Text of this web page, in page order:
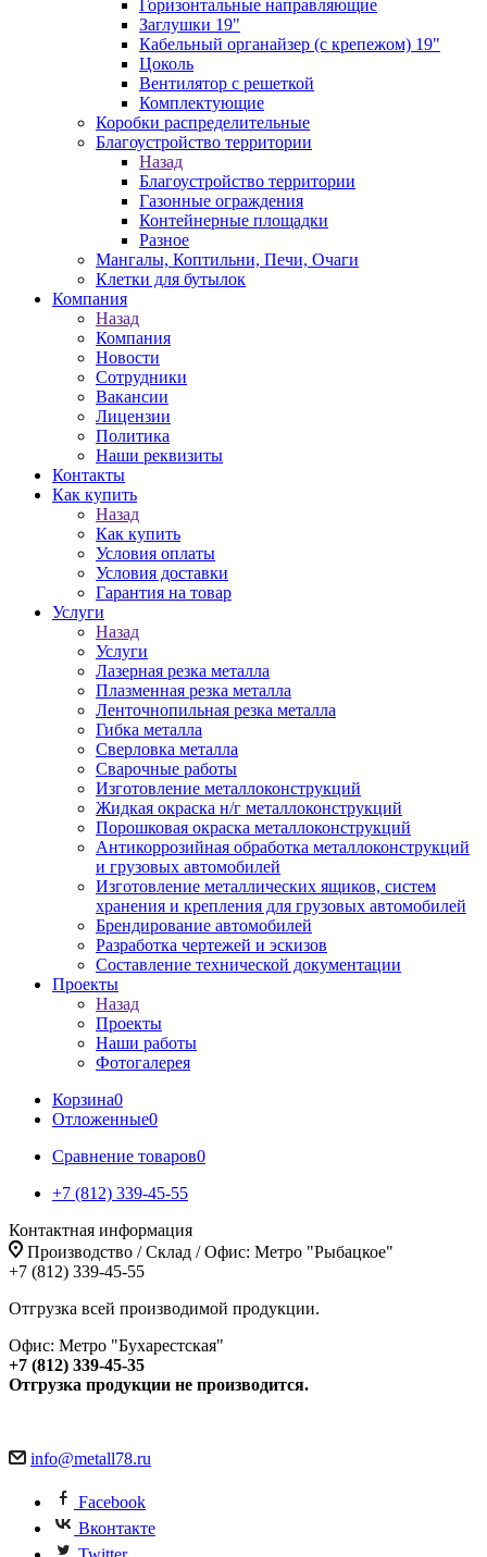
Горизонтальные направляющие
Заглушки 19"
Кабельный органайзер (с крепежом) 19"
Цоколь
Вентилятор с решеткой
Комплектующие
Коробки распределительные
Благоустройство территории
Назад
Благоустройство территории
Газонные ограждения
Контейнерные площадки
Разное
Мангалы, Коптильни, Печи, Очаги
Клетки для бутылок
Компания
Назад
Компания
Новости
Сотрудники
Вакансии
Лицензии
Политика
Наши реквизиты
Контакты
Как купить
Назад
Как купить
Условия оплаты
Условия доставки
Гарантия на товар
Услуги
Назад
Услуги
Лазерная резка металла
Плазменная резка металла
Ленточнопильная резка металла
Гибка металла
Сверловка металла
Сварочные работы
Изготовление металлоконструкций
Жидкая окраска н/г металлоконструкций
Порошковая окраска металлоконструкций
Антикоррозийная обработка металлоконструкций
и грузовых автомобилей
Изготовление металлических ящиков, систем
хранения и крепления для грузовых автомобилей
Брендирование автомобилей
Разработка чертежей и эскизов
Составление технической документации
Проекты
Назад
Проекты
Наши работы
Фотогалерея
Корзина0
Отложенные0
Сравнение товаров0
+7 (812) 339-45-55
Контактная информация
Производство / Склад / Офис: Метро "Рыбацкое"
+7 (812) 339-45-55
Отгрузка всей производимой продукции.
Офис: Метро "Бухарестская"
+7 (812) 339-45-35
Отгрузка продукции не производится.
info@metall78.ru
Facebook
Вконтакте